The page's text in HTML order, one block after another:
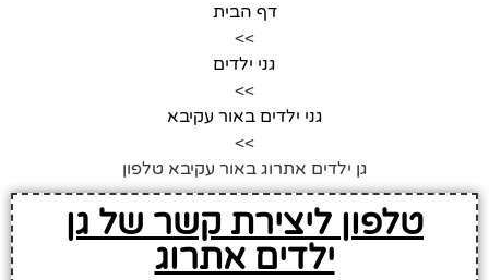
דף הבית
>>
גני ילדים
>>
גני ילדים באור עקיבא
>>
גן ילדים אתרוג באור עקיבא טלפון
טלפון ליצירת קשר של גן
ילדים אתרוג